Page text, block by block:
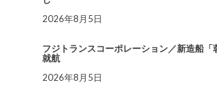
2026年8月5日
フジトランスコーポレーション／新造船「
就航
2026年8月5日